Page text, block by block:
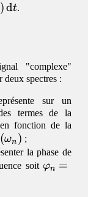
)dt.
"complexe"
deux spectres :
sur un
termes de la
fonction de la
=
(ωn ) ;
la phase de
soit φn =